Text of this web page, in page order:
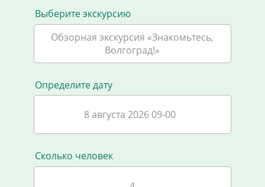
Выберите экскурсию
Обзорная экскурсия «Знакомьтесь,
Волгоград!»
Определите дату
8 августа 2026 09-00
Сколько человек